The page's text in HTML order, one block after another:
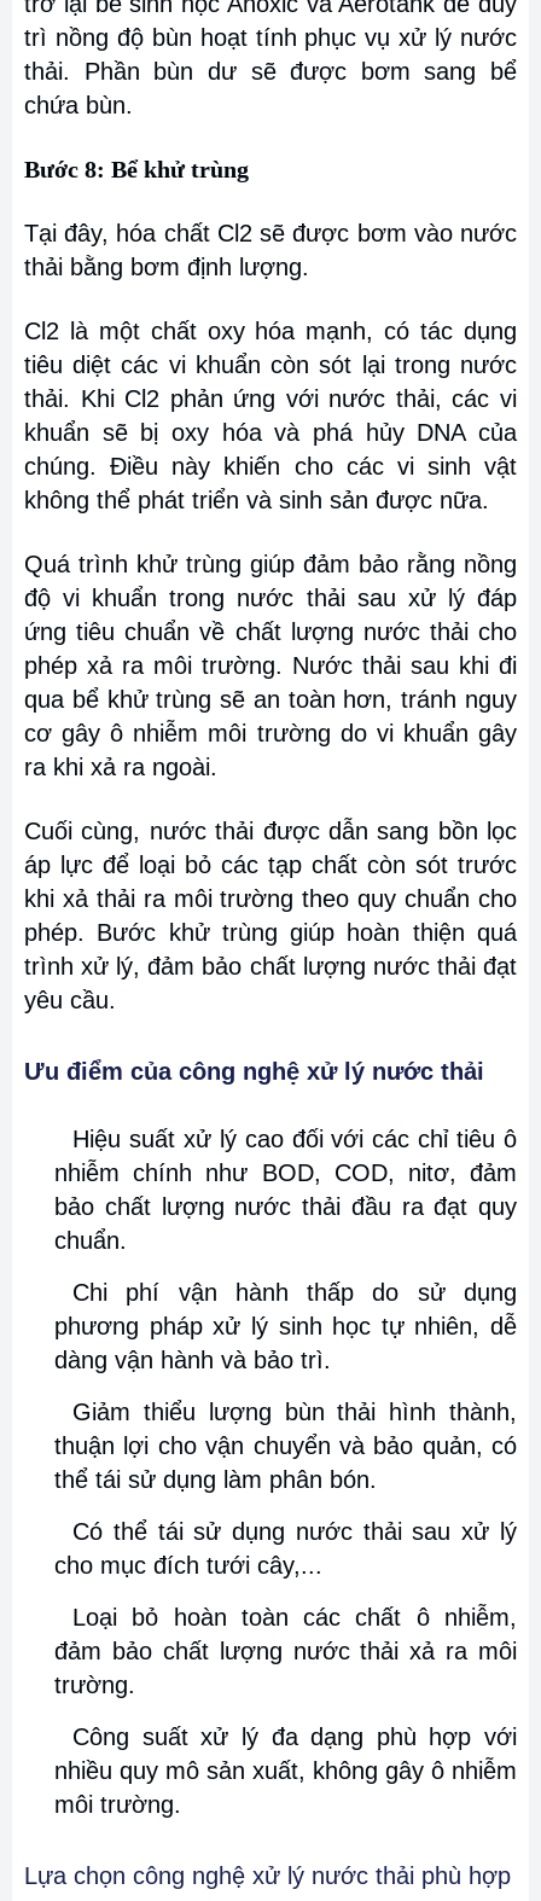
trì nồng độ bùn hoạt tính phục vụ xử lý nước
thải. Phần bùn dư sẽ được bơm sang
bể
chứa bùn.
Bước 8: Bể khử trùng
Tại đây, hóa chất Cl2 sẽ được bơm vào nước
thải bằng bơm định lượng.
Cl2 là một chất oxy hóa mạnh, có tác dụng
tiêu diệt các vi khuẩn còn sót lại trong nước
thải. Khi Cl2 phản ứng với nước thải, các vi
khuẩn sẽ bị oxy hóa và phá hủy DNA của
chúng. Điều này khiến cho các vi sinh vật
không thể phát triển và sinh sản được nữa.
Quá trình khử trùng giúp đảm bảo rằng nồng
độ vi khuẩn trong nước thải sau xử lý đáp
ứng tiêu chuẩn về chất lượng nước thải cho
phép xả ra môi trường. Nước thải sau khi đi
qua bể khử trùng sẽ an toàn hơn, tránh nguy
cơ gây ô nhiễm môi trường do vi khuẩn gây
ra khi xả ra ngoài.
Cuối cùng, nước thải được dẫn sang bồn lọc
áp lực để loại bỏ các tạp chất còn sót trước
khi xả thải ra môi trường theo quy chuẩn cho
phép. Bước khử trùng giúp hoàn thiện quá
trình xử lý, đảm bảo chất lượng nước thải đạt
yêu cầu.
Ưu điểm của công nghệ xử lý nước thải
Hiệu suất xử lý cao đối với các chỉ tiêu ô
nhiễm chính như BOD, COD, nitơ, đảm
bảo chất lượng nước thải đầu ra đạt quy
chuẩn.
Chi phí vận hành thấp do sử dụng
phương pháp xử lý sinh học tự nhiên, dễ
dàng vận hành và bảo trì.
Giảm thiểu lượng bùn thải
hình thành,
thuận lợi cho vận chuyển và bảo quản, có
thể tái sử dụng làm phân bón.
Có thể tái sử dụng nước thải sau xử lý
cho mục đích tưới cây,...
Loại bỏ hoàn toàn các chất ô nhiễm,
đảm bảo chất lượng nước thải xả ra môi
trường.
Công suất xử lý đa dạng phù hợp với
nhiều quy mô sản xuất, không gây ô nhiễm
môi trường.
Lựa chọn công nghệ xử lý nước thải phù hợp